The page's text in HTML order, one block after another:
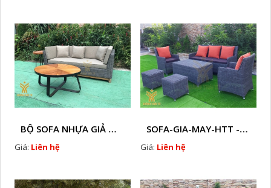
BỘ SOFA NHỰA GIẢ MÂY HTT - S86
Giá: Liên hệ
SOFA-GIA-MAY-HTT - S61 COPY
Giá: Liên hệ